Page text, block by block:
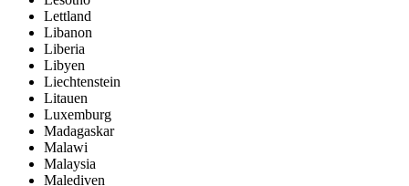
Lettland
Libanon
Liberia
Libyen
Liechtenstein
Litauen
Luxemburg
Madagaskar
Malawi
Malaysia
Malediven